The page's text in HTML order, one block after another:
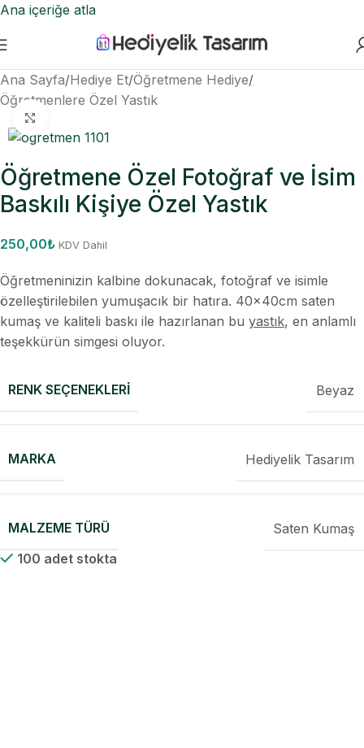
Ana içeriğe atla
Ana Sayfa/Hediye Et/Öğretmene Hediye/
Öğretmenlere Özel Yastık
Öğretmene Özel Fotoğraf ve İsim
Baskılı Kişiye Özel Yastık
250,00₺ KDV Dahil
Öğretmeninizin kalbine dokunacak, fotoğraf ve isimle
özelleştirilebilen yumuşacık bir hatıra. 40x40cm saten
kumaş ve kaliteli baskı ile hazırlanan bu yastık, en anlamlı
teşekkürün simgesi oluyor.
RENK SEÇENEKLERI Beyaz
MARKA Hediyelik Tasarım
MALZEME TÜRÜ
Saten Kumaş
100 adet stokta